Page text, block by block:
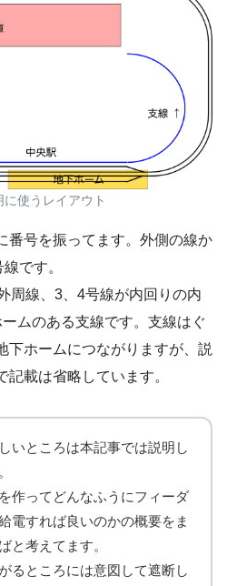
使うレイアウト
番号を振ってます。外側の線か
です。
周線、3、4号線が内回りの内
ムのある支線です。支線はぐ
下ホームにつながりますが、説
載は省略しています。
いところは本記事では説明し
作ってどんなふうにフィーダ
電すれば良いのかの概要をま
と考えてます。
るところには意図して遮断し